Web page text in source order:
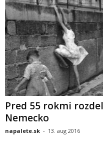
Pred 55 rokmi
Nemecko
napalete.sk - 13. aug 2016